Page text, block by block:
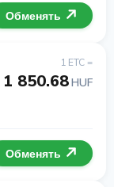
Обменять
1 ETC =
1 850.68HUF
Обменять